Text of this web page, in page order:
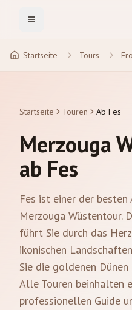
Toggle Menu
Startseite Tours
Startseite Touren Ab Fes
Merzouga
ab Fes
Fes ist einer der
Merzouga Wüstentour.
führt Sie durch das
ikonischen
Sie die goldenen Dünen
Alle Touren beinhalten
professionellen Guide